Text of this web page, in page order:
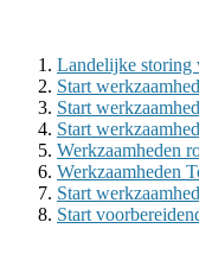
Landelijke storing
Start
Start
Start
Werkzaamheden
Werkzaamheden
Start
Start